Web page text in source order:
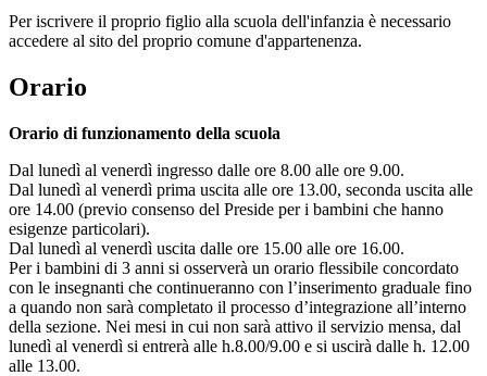
Per iscrivere il proprio figlio alla scuola dell'infanzia è necessario
accedere al sito del proprio comune d'appartenenza.
Orario
Orario di funzionamento della scuola
Dal lunedì al venerdì ingresso dalle ore 8.00 alle ore 9.00.
Dal lunedì al venerdì prima uscita alle ore 13.00, seconda uscita alle
ore 14.00 (previo consenso del Preside per i bambini che hanno
esigenze particolari).
Dal lunedì al venerdì uscita dalle ore 15.00 alle ore 16.00.
Per i bambini di 3 anni si osserverà un orario flessibile concordato
con le insegnanti che continueranno con l’inserimento graduale fino
a quando non sarà completato il processo d’integrazione all’interno
della sezione. Nei mesi in cui non sarà attivo il servizio mensa, dal
lunedì al venerdì si entrerà alle h.8.00/9.00 e si uscirà dalle h. 12.00
alle 13.00.